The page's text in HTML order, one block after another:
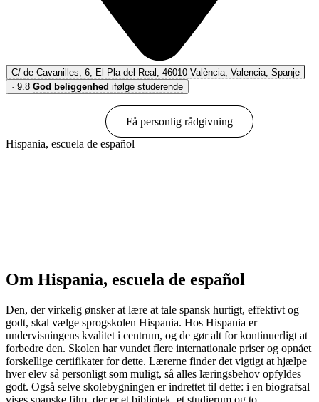
C/ de Cavanilles, 6, El Pla del Real, 46010 València, Valencia, Spanje
· 9.8 God beliggenhed ifølge studerende
Få personlig rådgivning
Hispania, escuela de español
Om Hispania, escuela de español
Den, der virkelig ønsker at lære at tale spansk hurtigt, effektivt og
godt, skal vælge sprogskolen Hispania. Hos Hispania er
undervisningens kvalitet i centrum, og de gør alt for kontinuerligt at
forbedre den. Skolen har vundet flere internationale priser og opnået
forskellige certifikater for dette. Lærerne finder det vigtigt at hjælpe
hver elev så personligt som muligt, så alles læringsbehov opfyldes
godt. Også selve skolebygningen er indrettet til dette: i en biografsal